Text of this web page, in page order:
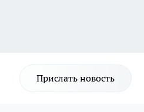
Прислать новость